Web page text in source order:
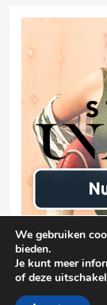
damen-
We gebruiken
bieden.
Je kunt meer
of deze